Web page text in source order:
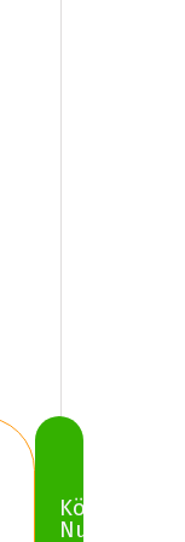
Köp
Nu